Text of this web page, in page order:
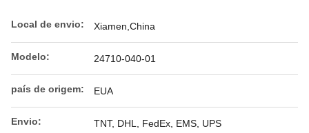
Local de envio: Xiamen,China
Modelo: 24710-040-01
país de origem: EUA
Envio: TNT, DHL, FedEx, EMS, UPS